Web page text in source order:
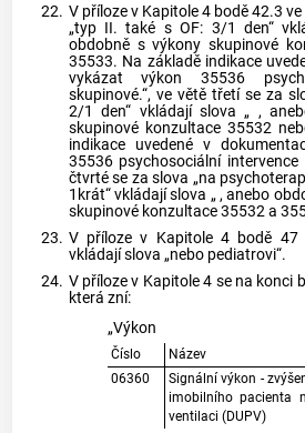
22. V příloze v Kapitole 4 bodě 42.3
„typ II. také s OF: 3/1 den“
obdobně s výkony skupinové
35533. Na základě indikace
vykázat výkon 35536
skupinové.“, ve větě třetí se za
2/1 den“ vkládají slova „ ,
skupinové konzultace 35532
indikace uvedené v
35536 psychosociální intervence
čtvrté se za slova „na
1krát“ vkládají slova „ , anebo
skupinové konzultace 35532 a
23. V příloze v Kapitole 4 bodě 47
vkládají slova „nebo pediatrovi“.
24. V příloze v Kapitole 4 se na konci
která zní:
„Výkon
Číslo
Název
06360
Signální výkon -
imobilního pacienta
ventilaci (DUPV)